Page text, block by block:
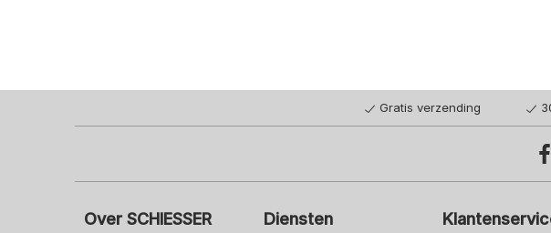
Gratis verzending
Over SCHIESSER Diensten